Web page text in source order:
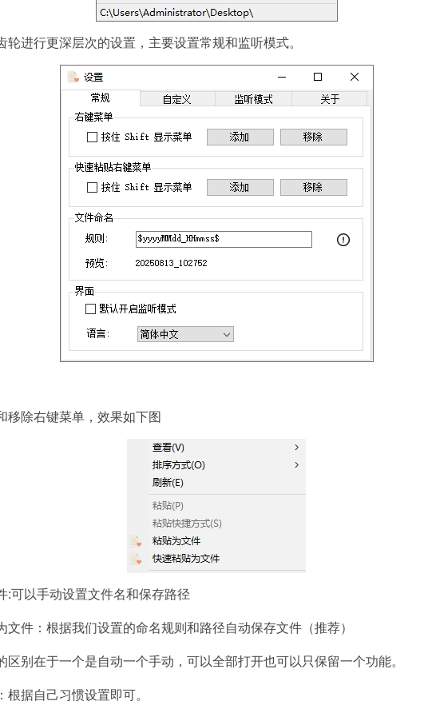
轮进行更深层次的设置，主要设置常规和监听模式。
移除右键菜单，效果如下图
:可以手动设置文件名和保存路径
文件：根据我们设置的命名规则和路径自动保存文件（推荐）
区别在于一个是自动一个手动，可以全部打开也可以只保留一个功能。
根据自己习惯设置即可。